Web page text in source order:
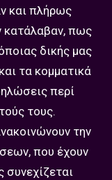
και πλήρως
κατάλαβαν, πως
δικής μας
τα κομματικά
περί
τους.
την
που έχουν
συνεχίζεται